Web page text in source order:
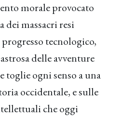
morale provocato
dei massacri resi
tecnologico,
delle avventure
toglie ogni senso a una
occidentale, e sulle
che oggi